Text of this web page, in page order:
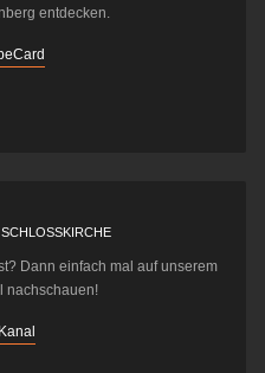
entdecken.
Dann einfach mal auf unserem
nachschauen!